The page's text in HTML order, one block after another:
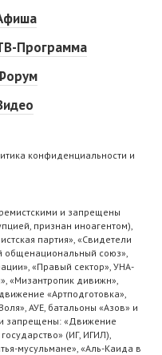
Программа
конфиденциальности и
и запрещены
признан иноагентом),
партия», «Свидетели
общенациональный союз»,
«Правый сектор», УНА-
«Мизантропик дивижн»,
«Артподготовка»,
АУЕ, батальоны «Азов» и
запрещены: «Движение
(ИГ, ИГИЛ),
мусульмане», «Аль-Каида в